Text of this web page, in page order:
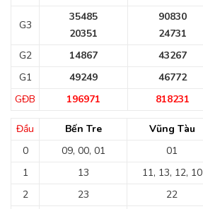
G3
35485
20351
90830
24731
G2
14867 43267
G1
49249 46772
GĐB
196971 818231
Đầu Bến Tre Vũng Tàu
0
09, 00, 01 01
1
13 11, 13, 12, 10
2
23 22